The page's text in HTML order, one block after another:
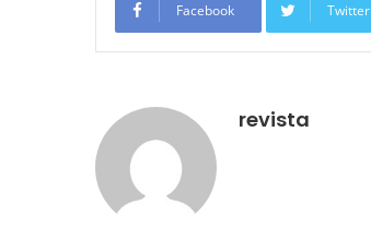
Facebook Twitter
revista